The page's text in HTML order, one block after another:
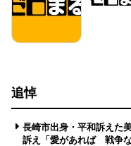
追悼
長崎市出身・平和訴えた
訴え「愛があれば 戦争な